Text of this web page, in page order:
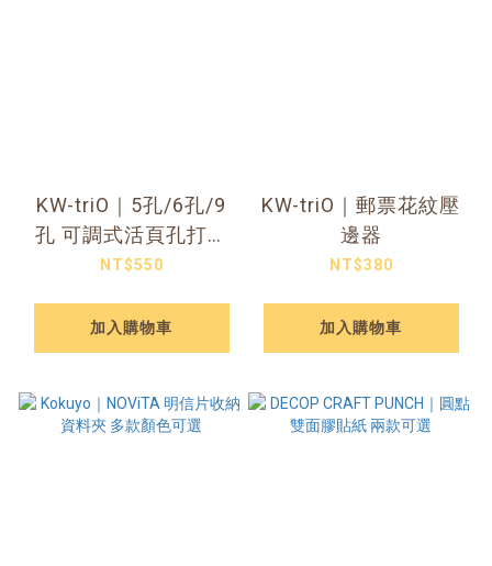
KW-triO｜5孔/6孔/9
孔 可調式活頁孔打孔
機
NT$550
加入購物車
KW-triO｜郵票花紋壓
邊器
NT$380
加入購物車